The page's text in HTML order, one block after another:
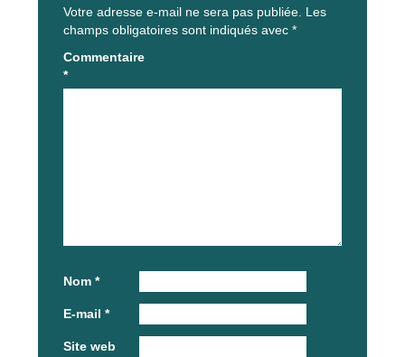
Votre adresse e-mail ne sera pas publiée. Les
champs obligatoires sont indiqués avec *
Commentaire
*
Nom *
E-mail *
Site web